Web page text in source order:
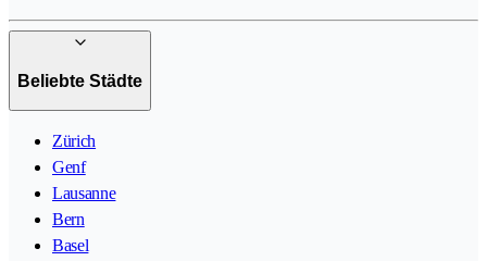
Beliebte Städte
Zürich
Genf
Lausanne
Bern
Basel